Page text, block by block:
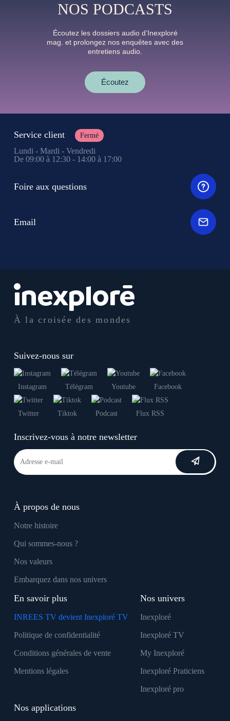
NOS PODCASTS
Écoutez les dossiers audio d’Inexploré
mag. et prolongez nos enquêtes avec des
entretiens audio.
Écoutez
À la croisée des mondes
Suivez-nous sur
Instagram Télégram Youtube Facebook
Twitter Tiktok Podcast Flux RSS
Inscrivez-vous à notre newsletter
À propos de nous
Notre histoire
Qui sommes-nous ?
Nos valeurs
Embarquez dans nos univers
En savoir plus
INREES TV devient Inexploré TV
Politique de confidentialité
Conditions générales de vente
Mentions légales
Nos univers
Inexploré
Inexploré TV
My Inexploré
Inexploré Praticiens
Inexploré pro
Nos applications
Service client Fermé
Lundi - Mardi - Vendredi
De 09:00 à 12:30 - 14:00 à 17:00
Foire aux questions
Email